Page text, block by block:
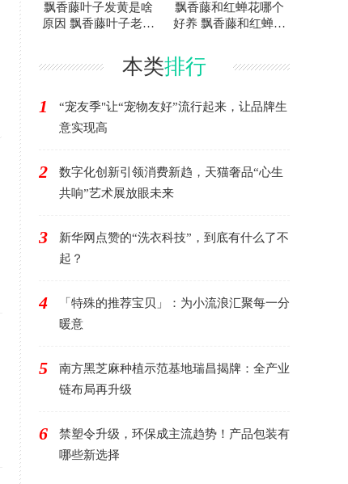
飘香藤叶子发黄是啥
原因 飘香藤叶子老黄
飘香藤和红蝉花哪个
好养 飘香藤和红蝉花
本类排行
1
“宠友季"让“宠物友好”流行起来，让品牌生
意实现高
2
数字化创新引领消费新趋，天猫奢品“心生
共响”艺术展放眼未来
3
新华网点赞的“洗衣科技”，到底有什么了不
起？
4
「特殊的推荐宝贝」：为小流浪汇聚每一分
暖意
5
南方黑芝麻种植示范基地瑞昌揭牌：全产业
链布局再升级
6
禁塑令升级，环保成主流趋势！产品包装有
哪些新选择